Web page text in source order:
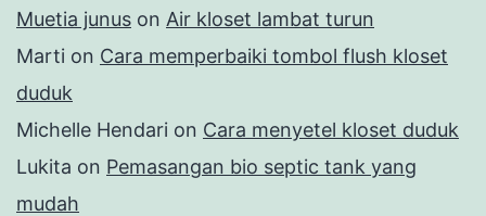
Muetia junus on Air kloset lambat turun
Marti on Cara memperbaiki tombol flush kloset
duduk
Michelle Hendari on Cara menyetel kloset duduk
Lukita on Pemasangan bio septic tank yang
mudah